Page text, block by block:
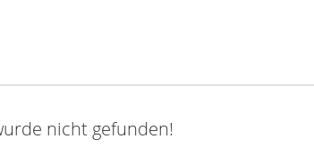
nicht gefunden!